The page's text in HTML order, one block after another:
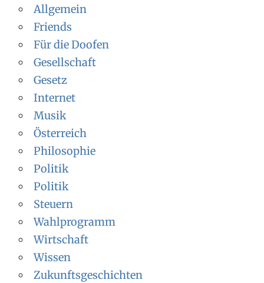
Allgemein
Friends
Für die Doofen
Gesellschaft
Gesetz
Internet
Musik
Österreich
Philosophie
Politik
Politik
Steuern
Wahlprogramm
Wirtschaft
Wissen
Zukunftsgeschichten